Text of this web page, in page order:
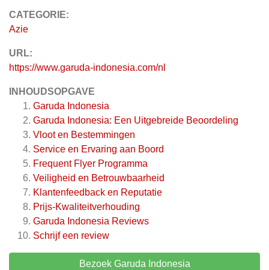
CATEGORIE:
Azie
URL:
https://www.garuda-indonesia.com/nl
INHOUDSOPGAVE
Garuda Indonesia
Garuda Indonesia: Een Uitgebreide Beoordeling
Vloot en Bestemmingen
Service en Ervaring aan Boord
Frequent Flyer Programma
Veiligheid en Betrouwbaarheid
Klantenfeedback en Reputatie
Prijs-Kwaliteitverhouding
Garuda Indonesia Reviews
Schrijf een review
Bezoek Garuda Indonesia